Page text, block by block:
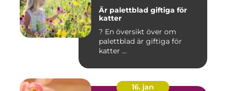
Är palettblad giftiga för
katter
? En översikt över om
palettblad är giftiga för
katter ...
16. jan